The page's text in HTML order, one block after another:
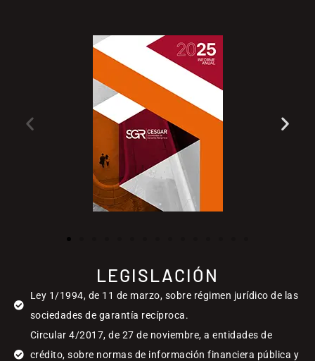
LEGISLACIÓN
Ley 1/1994, de 11 de marzo, sobre régimen jurídico de las
sociedades de garantía recíproca.
Circular 4/2017, de 27 de noviembre, a entidades de
crédito, sobre normas de información financiera pública y